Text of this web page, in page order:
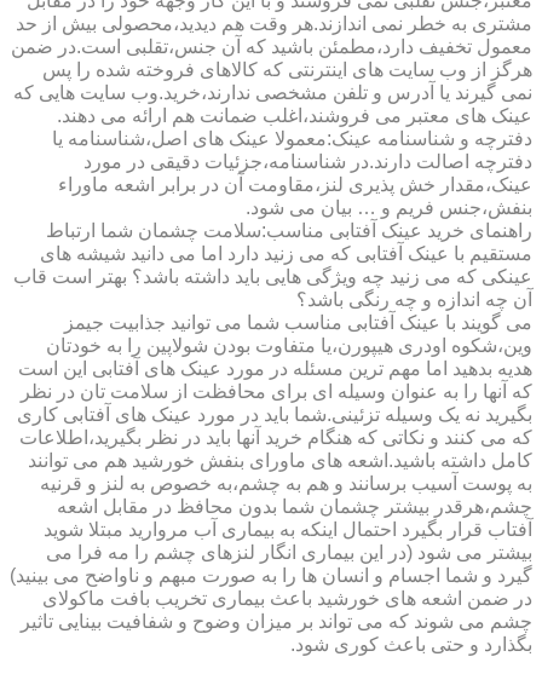
مشتری به خطر نمی اندازند.هر وقت هم دیدید،محصولی بیش از حد
معمول تخفیف دارد،مطمئن باشید که آن جنس،تقلبی است.در ضمن
هرگز از وب سایت های اینترنتی که کالاهای فروخته شده را پس
نمی گیرند یا آدرس و تلفن مشخصی ندارند،خرید.وب سایت هایی که
عینک های معتبر می فروشند،اغلب ضمانت هم ارائه می دهند.
دفترچه و شناسنامه عینک:معمولا عینک های اصل،شناسنامه یا
دفترچه اصالت دارند.در شناسنامه،جزئیات دقیقی در مورد
عینک،مقدار خش پذیری لنز،مقاومت آن در برابر اشعه ماوراء
بنفش،جنس فریم و … بیان می شود.
راهنمای خرید عینک آفتابی مناسب:سلامت چشمان شما ارتباط
مستقیم با عینک آفتابی که می زنید دارد اما می دانید شیشه های
عینکی که می زنید چه ویژگی هایی باید داشته باشد؟ بهتر است قاب
آن چه اندازه و چه رنگی باشد؟
می گویند با عینک آفتابی مناسب شما می توانید جذابیت جیمز
وین،شکوه اودری هیپورن،یا متفاوت بودن شولاپین را به خودتان
هدیه بدهید اما مهم ترین مسئله در مورد عینک های آفتابی این است
که آنها را به عنوان وسیله ای برای محافظت از سلامت تان در نظر
بگیرید نه یک وسیله تزئینی.شما باید در مورد عینک های آفتابی کاری
که می کنند و نکاتی که هنگام خرید آنها باید در نظر بگیرید،اطلاعات
کامل داشته باشید.اشعه های ماورای بنفش خورشید هم می توانند
به پوست آسیب برسانند و هم به چشم،به خصوص به لنز و قرنیه
چشم،هرقدر بیشتر چشمان شما بدون محافظ در مقابل اشعه
آفتاب قرار بگیرد احتمال اینکه به بیماری آب مروارید مبتلا شوید
بیشتر می شود (در این بیماری انگار لنزهای چشم را مه فرا می
گیرد و شما اجسام و انسان ها را به صورت مبهم و ناواضح می بینید)
در ضمن اشعه های خورشید باعث بیماری تخریب بافت ماکولای
چشم می شوند که می تواند بر میزان وضوح و شفافیت بینایی تاثیر
بگذارد و حتی باعث کوری شود.